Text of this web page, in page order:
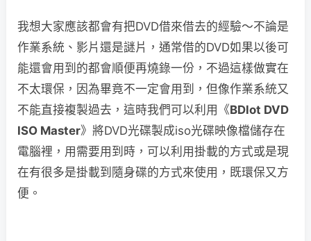
我想大家應該都會有把DVD借來借去的經驗～不論是
作業系統、影片還是謎片，通常借的DVD如果以後可
能還會用到的都會順便再燒錄一份，不過這樣做實在
不太環保，因為畢竟不一定會用到，但像作業系統又
不能直接複製過去，這時我們可以利用《BDlot DVD
ISO Master》將DVD光碟製成iso光碟映像檔儲存在
電腦裡，用需要用到時，可以利用掛載的方式或是現
在有很多是掛載到隨身碟的方式來使用，既環保又方
便。